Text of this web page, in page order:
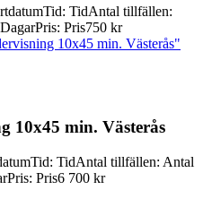
Tid: TidAntal tillfällen:
DagarPris: Pris750 kr
10x45 min. Västerås"
10x45 min. Västerås
Tid: TidAntal tillfällen: Antal
Pris: Pris6 700 kr